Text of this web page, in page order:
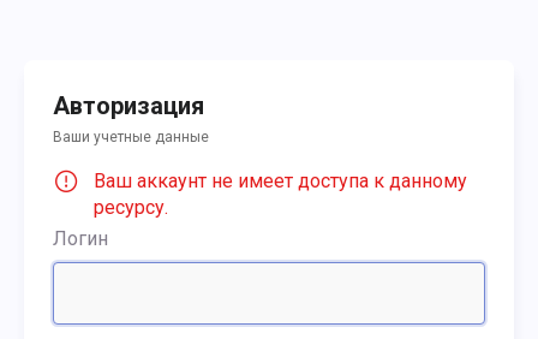
Авторизация
Ваши учетные данные
Ваш аккаунт не имеет доступа к данному
ресурсу.
Логин